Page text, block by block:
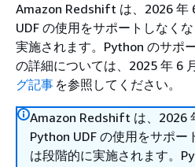
Amazon Redshift は、2026 年
UDF の使用をサポートしなく
実施されます。Python のサポ
の詳細については、2025 年 6
グ記事 を参照してください。
Amazon Redshift は、2026
Python UDF の使用をサポ
は段階的に実施されます。